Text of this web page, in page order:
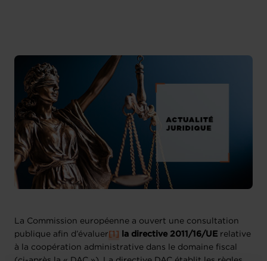
La Commission européenne a ouvert une consultation
publique afin d’évaluer
la directive 2011/16/UE relative
à la coopération administrative dans le domaine fiscal